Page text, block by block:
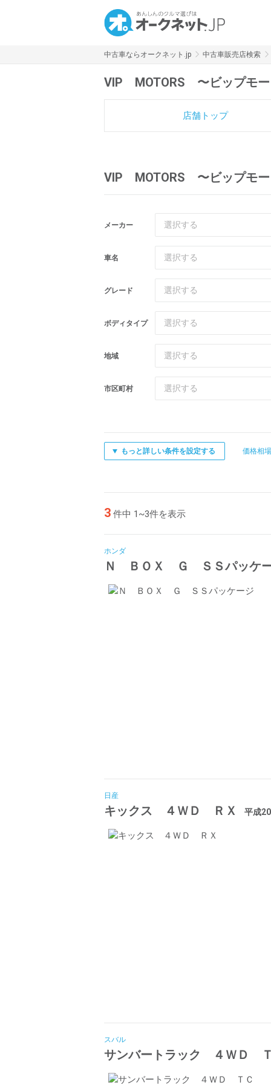
中古車ならオークネット.jp 中古車販売店検索
VIP MOTORS 〜ビップモー
店舗トップ
VIP MOTORS 〜ビップモー
メーカー 選択する
車名 選択する
グレード 選択する
ボディタイプ 選択する
地域 選択する
市区町村 選択する
もっと詳しい条件を設定する 価格相
3 件中 1~3件を表示
ホンダ
Ｎ ＢＯＸ Ｇ ＳＳパッケ
日産
キックス ４ＷＤ ＲＸ 平成
スバル
サンバートラック ４ＷＤ